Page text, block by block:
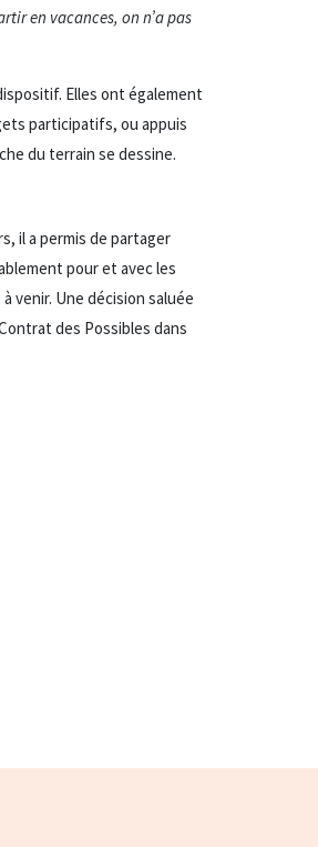
en vacances, on n’a pas
Elles ont également
participatifs, ou appuis
du terrain se dessine.
il a permis de partager
pour et avec les
venir. Une décision saluée
des Possibles dans